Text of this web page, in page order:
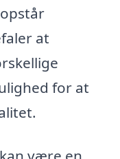
at
for at